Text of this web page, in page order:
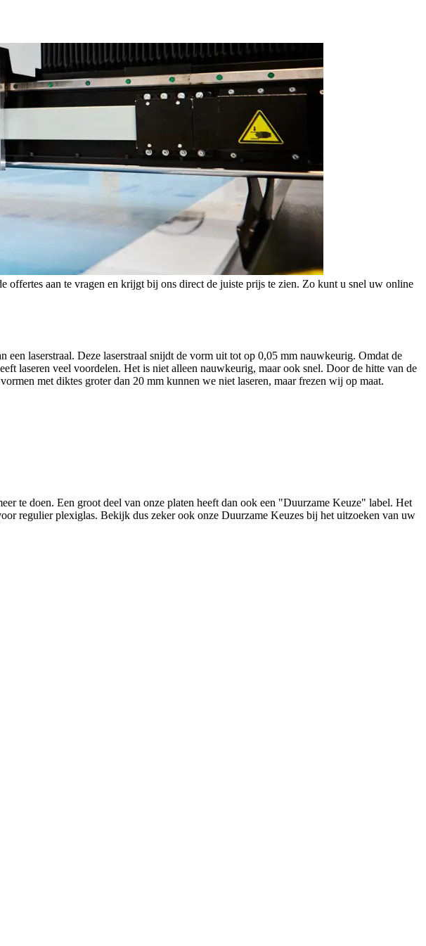
aan te vragen en krijgt bij ons direct de juiste prijs te zien. Zo kunt u snel uw online
laserstraal. Deze laserstraal snijdt de vorm uit tot op 0,05 mm nauwkeurig. Omdat de
laseren veel voordelen. Het is niet alleen nauwkeurig, maar ook snel. Door de hitte van de
met diktes groter dan 20 mm kunnen we niet laseren, maar frezen wij op maat.
te doen. Een groot deel van onze platen heeft dan ook een "Duurzame Keuze" label. Het
regulier plexiglas. Bekijk dus zeker ook onze Duurzame Keuzes bij het uitzoeken van uw